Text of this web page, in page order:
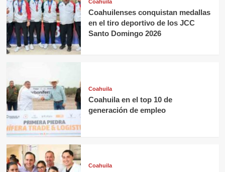
Coahuila
Coahuilenses conquistan medallas
en el tiro deportivo de los JCC
Santo Domingo 2026
Coahuila
Coahuila en el top 10 de
generación de empleo
Coahuila